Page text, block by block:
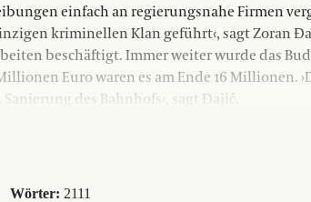
einfach an regierungsnahe Firmen
kriminellen Klan geführt‹, sagt Zoran
beschäftigt. Immer weiter wurde das
Euro waren es am Ende 16 Millionen.
des Bahnhofs‹, sagt Đajić.
Wörter: 2111